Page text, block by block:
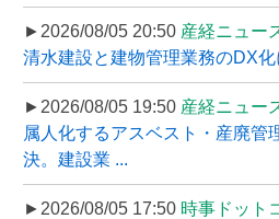
►2026/08/05 20:50 産経ニュー
清水建設と建物管理業務のDX
►2026/08/05 19:50 産経ニュー
属人化するアスベスト・産廃管
決。建設業 ...
►2026/08/05 17:50 時事ドット